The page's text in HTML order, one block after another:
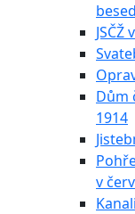
JSČŽ
Dům
1914
v